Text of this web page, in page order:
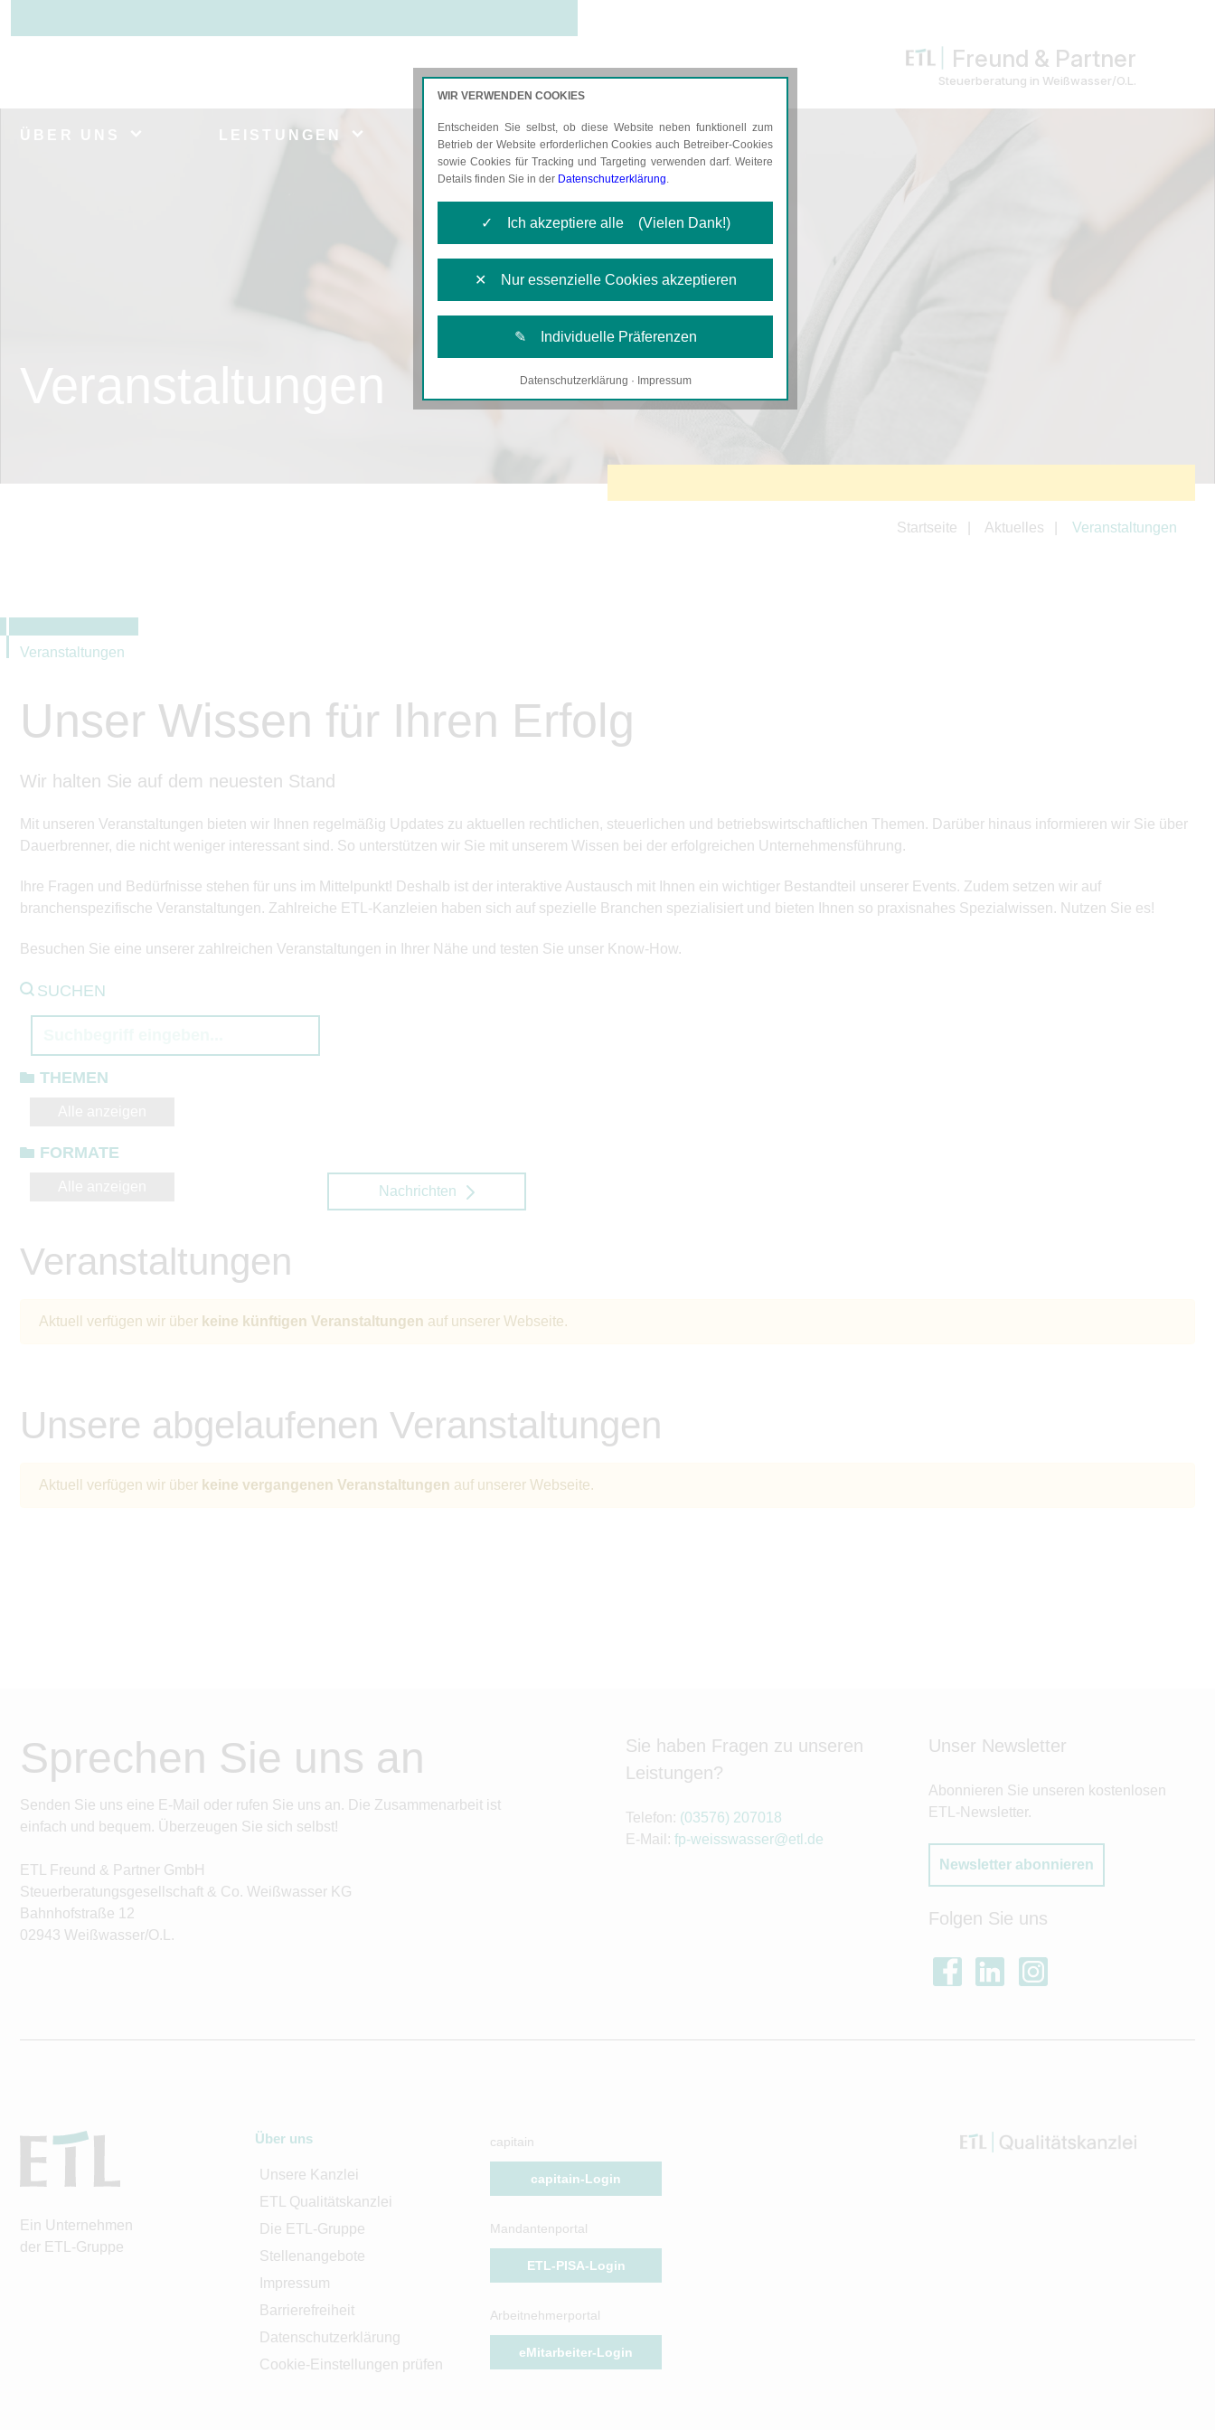
Freund & Partner
Steuerberatung in Weißwasser/O.L.
LEISTUNGEN AKTUELLES KARRIERE
Startseite Aktuelles Veranstaltungen
Veranstaltungen
Unser Wissen für Ihren Erfolg
Wir halten Sie auf dem neuesten Stand
Mit unseren Veranstaltungen bieten wir Ihnen regelmäßig Updates zu aktuellen rechtlichen, steuerlichen und betriebswirtschaftlichen Themen. Darüber hinaus informieren wir Sie über
Dauerbrenner, die nicht weniger interessant sind. So unterstützen wir Sie mit unserem Wissen bei der erfolgreichen Unternehmensführung.
Ihre Fragen und Bedürfnisse stehen für uns im Mittelpunkt! Deshalb ist der interaktive Austausch mit Ihnen ein wichtiger Bestandteil unserer Events. Zudem setzen wir auf
branchenspezifische Veranstaltungen. Zahlreiche ETL-Kanzleien haben sich auf spezielle Branchen spezialisiert und bieten Ihnen so praxisnahes Spezialwissen. Nutzen Sie es!
Besuchen Sie eine unserer zahlreichen Veranstaltungen in Ihrer Nähe und testen Sie unser Know-How.
SUCHEN
THEMEN
FORMATE
Nachrichten
Veranstaltungen
Aktuell verfügen wir über keine künftigen Veranstaltungen auf unserer Webseite.
Unsere abgelaufenen Veranstaltungen
Aktuell verfügen wir über keine vergangenen Veranstaltungen auf unserer Webseite.
Sprechen Sie uns an
Senden Sie uns eine E-Mail oder rufen Sie uns an. Die Zusammenarbeit ist
einfach und bequem. Überzeugen Sie sich selbst!
ETL Freund & Partner GmbH
Steuerberatungsgesellschaft & Co. Weißwasser KG
Bahnhofstraße 12
02943 Weißwasser/O.L.
Sie haben Fragen zu unseren
Leistungen?
Telefon: (03576) 207018
E-Mail: fp-weisswasser@etl.de
Unser Newsletter
Abonnieren Sie unseren kostenlosen
ETL-Newsletter.
Newsletter abonnieren
Folgen Sie uns
Ein Unternehmen
der ETL-Gruppe
Über uns
Unsere Kanzlei
ETL Qualitätskanzlei
Die ETL-Gruppe
Stellenangebote
Impressum
Barrierefreiheit
Datenschutzerklärung
Cookie-Einstellungen prüfen
capitain
capitain-Login
Mandantenportal
ETL-PISA-Login
Arbeitnehmerportal
eMitarbeiter-Login
WIR VERWENDEN COOKIES
Entscheiden Sie selbst, ob diese Website neben funktionell zum
Betrieb der Website erforderlichen Cookies auch Betreiber-Cookies
sowie Cookies für Tracking und Targeting verwenden darf. Weitere
Details finden Sie in der Datenschutzerklärung.
✓ Ich akzeptiere alle (Vielen Dank!)
✕ Nur essenzielle Cookies akzeptieren
✎ Individuelle Präferenzen
Notwendige Cookies
Datenschutzerklärung · Impressum